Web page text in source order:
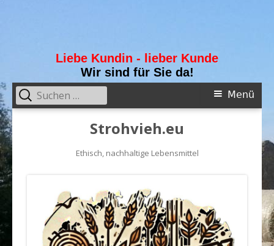
Liebe Kundin - lieber Kunde
Wir sind für Sie da!